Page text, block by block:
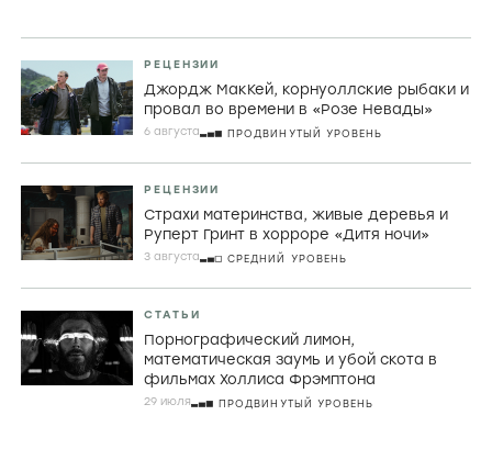
РЕЦЕНЗИИ
Джордж МакКей, корнуоллские рыбаки и
провал во времени в «Розе Невады»
6 августа ПРОДВИНУТЫЙ УРОВЕНЬ
РЕЦЕНЗИИ
Страхи материнства, живые деревья и
Руперт Гринт в хорроре «Дитя ночи»
3 августа СРЕДНИЙ УРОВЕНЬ
СТАТЬИ
Порнографический лимон,
математическая заумь и убой скота в
фильмах Холлиса Фрэмптона
29 июля ПРОДВИНУТЫЙ УРОВЕНЬ